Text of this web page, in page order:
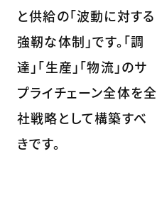
と供給の「波動に対する
強靭な体制」です。「調
達」「生産」「物流」のサ
プライチェーン全体を全
社戦略として構築すべ
きです。